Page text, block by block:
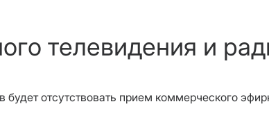
телевидения и
отсутствовать прием коммерческого